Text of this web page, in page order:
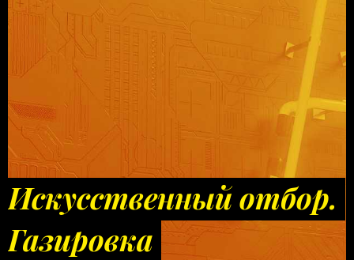
Искусственный отбор.
Газировка